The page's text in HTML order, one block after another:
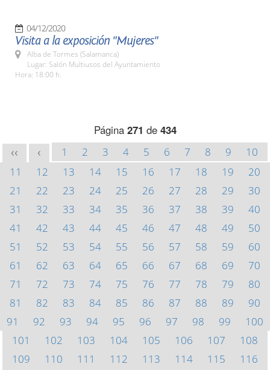
04/12/2020
Visita a la exposición "Mujeres"
Alba de Tormes (Salamanca)
Lugar: Salón Multiusos del Ayuntamiento
Hora: 18:00 h.
Página 271 de 434
<< < 1 2 3 4 5 6 7 8 9
10
11
12 13 14 15 16 17 18 19
20
21
22 23 24 25 26 27 28 29
30
31
32 33 34 35 36 37 38 39
40
41
42 43 44 45 46 47 48 49
50
51
52 53 54 55 56 57 58 59
60
61
62 63 64 65 66 67 68 69
70
71
72 73 74 75 76 77 78 79
80
81
82 83 84 85 86 87 88 89
90
91
92 93 94 95 96 97 98 99
100
101
102 103 104 105 106 107
108
109
110 111 112 113 114 115
116